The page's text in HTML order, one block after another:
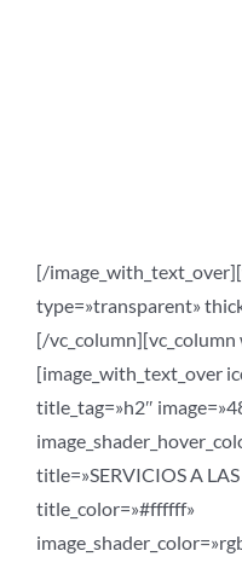
[/
type=»transparent»
[/
[image_with_text_over
title_tag=»h2″
title=»SERVICIOS A LAS
title_color=»#ffffff»